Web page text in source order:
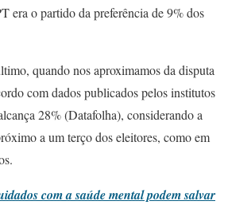
era o partido da preferência de 9% dos
quando nos aproximamos da disputa
com dados publicados pelos institutos
28% (Datafolha), considerando a
a um terço dos eleitores, como em
com a saúde mental podem salvar